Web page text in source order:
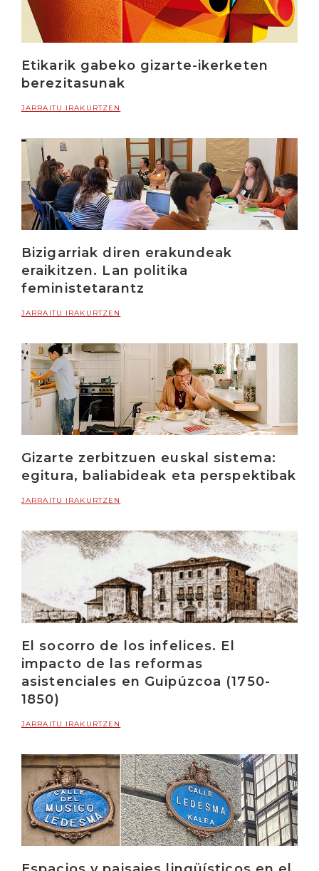
Etikarik gabeko gizarte-ikerketen
berezitasunak
JARRAITU IRAKURTZEN
Bizigarriak diren erakundeak
eraikitzen. Lan politika
feministetarantz
JARRAITU IRAKURTZEN
Gizarte zerbitzuen euskal sistema:
egitura, baliabideak eta perspektibak
JARRAITU IRAKURTZEN
El socorro de los infelices. El
impacto de las reformas
asistenciales en Guipúzcoa (1750-
1850)
JARRAITU IRAKURTZEN